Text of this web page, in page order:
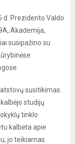
d. Prezidento Valdo
Akademija,
susipažino su
susitikimas.
studijų
tinklo
kalbėta apie
jo teikiamas